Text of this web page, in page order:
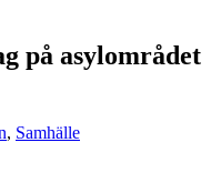
på asylområdet
, Samhälle